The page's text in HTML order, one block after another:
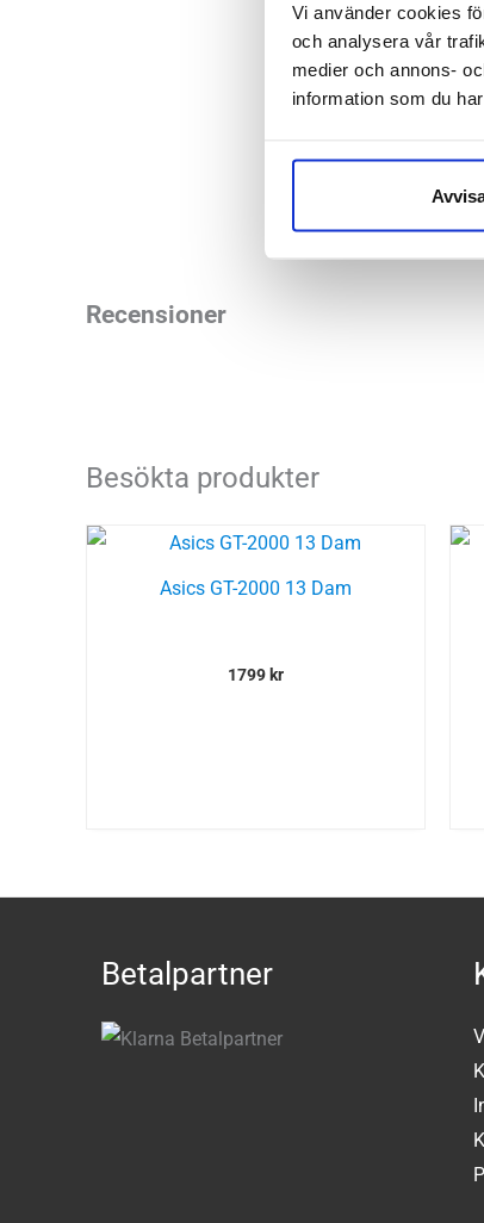
Vi använder cookies
och analysera vår
medier och annons-
information som du
Höjd:
Häl-
Butiker:
Recensioner
Besökta produkter
Asics GT-2000 13 Dam
1799 kr
Betalpartner